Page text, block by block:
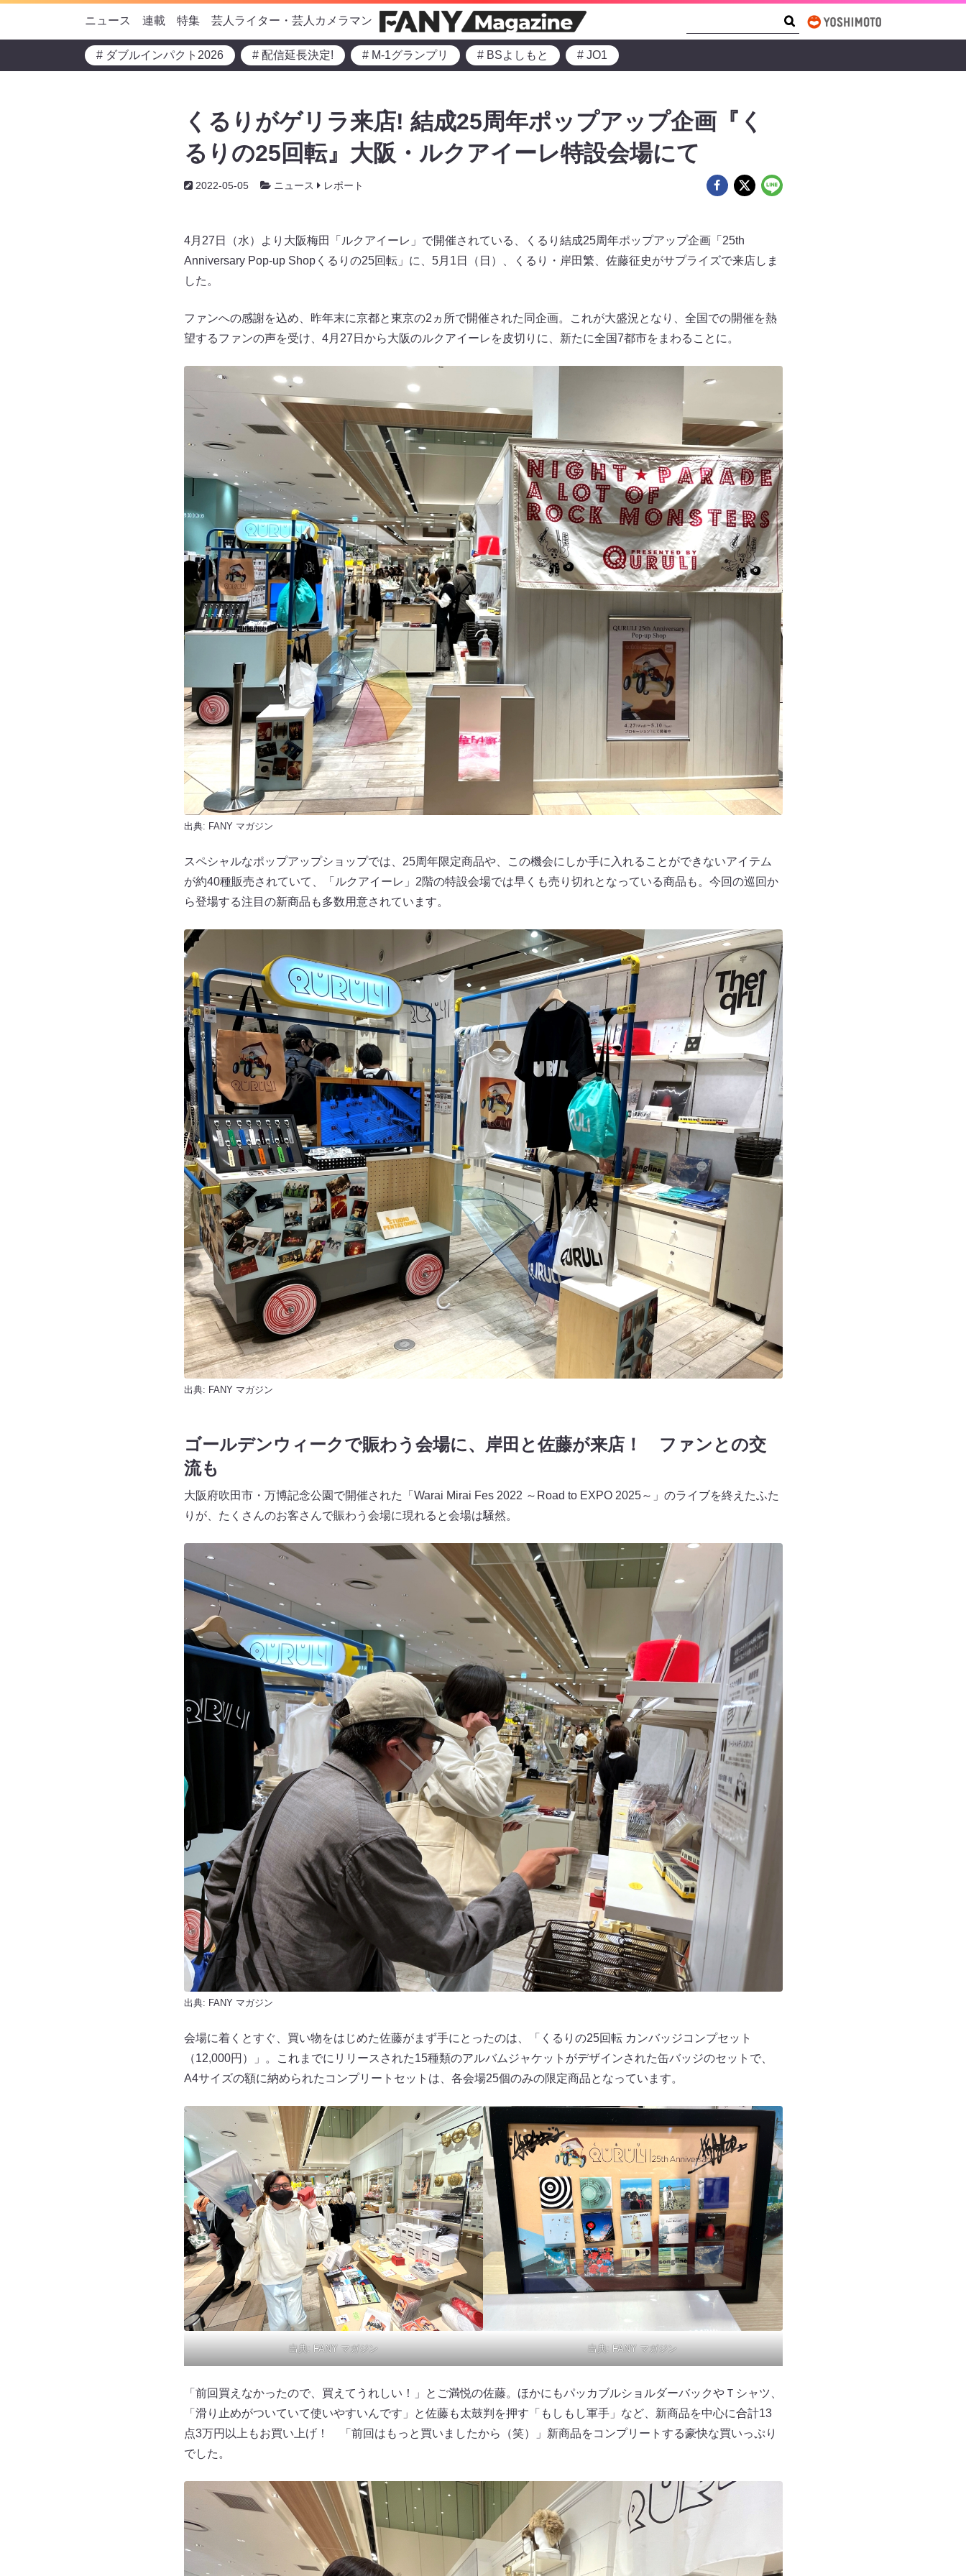
ニュース 連載 特集 芸人ライター・芸人カメラマン
# ダブルインパクト2026 # 配信延長決定! # M-1グランプリ # BSよしもと # JO1
くるりがゲリラ来店! 結成25周年ポップアップ企画『く
るりの25回転』大阪・ルクアイーレ特設会場にて
2022-05-05 ニュース レポート
4月27日（水）より大阪梅田「ルクアイーレ」で開催されている、くるり結成25周年ポップアップ企画「25th
Anniversary Pop-up Shopくるりの25回転」に、5月1日（日）、くるり・岸田繁、佐藤征史がサプライズで来店しま
した。
ファンへの感謝を込め、昨年末に京都と東京の2ヵ所で開催された同企画。これが大盛況となり、全国での開催を熱
望するファンの声を受け、4月27日から大阪のルクアイーレを皮切りに、新たに全国7都市をまわることに。
出典: FANY マガジン
スペシャルなポップアップショップでは、25周年限定商品や、この機会にしか手に入れることができないアイテム
が約40種販売されていて、「ルクアイーレ」2階の特設会場では早くも売り切れとなっている商品も。今回の巡回か
ら登場する注目の新商品も多数用意されています。
出典: FANY マガジン
ゴールデンウィークで賑わう会場に、岸田と佐藤が来店！ ファンとの交
流も
大阪府吹田市・万博記念公園で開催された「Warai Mirai Fes 2022 ～Road to EXPO 2025～」のライブを終えたふた
りが、たくさんのお客さんで賑わう会場に現れると会場は騒然。
出典: FANY マガジン
会場に着くとすぐ、買い物をはじめた佐藤がまず手にとったのは、「くるりの25回転 カンバッジコンプセット
（12,000円）」。これまでにリリースされた15種類のアルバムジャケットがデザインされた缶バッジのセットで、
A4サイズの額に納められたコンプリートセットは、各会場25個のみの限定商品となっています。
出典: FANY マガジン 出典:FANY マガジン
「前回買えなかったので、買えてうれしい！」とご満悦の佐藤。ほかにもパッカブルショルダーバックやＴシャツ、
「滑り止めがついていて使いやすいんです」と佐藤も太鼓判を押す「もしもし軍手」など、新商品を中心に合計13
点3万円以上もお買い上げ！ 「前回はもっと買いましたから（笑）」新商品をコンプリートする豪快な買いっぷり
でした。